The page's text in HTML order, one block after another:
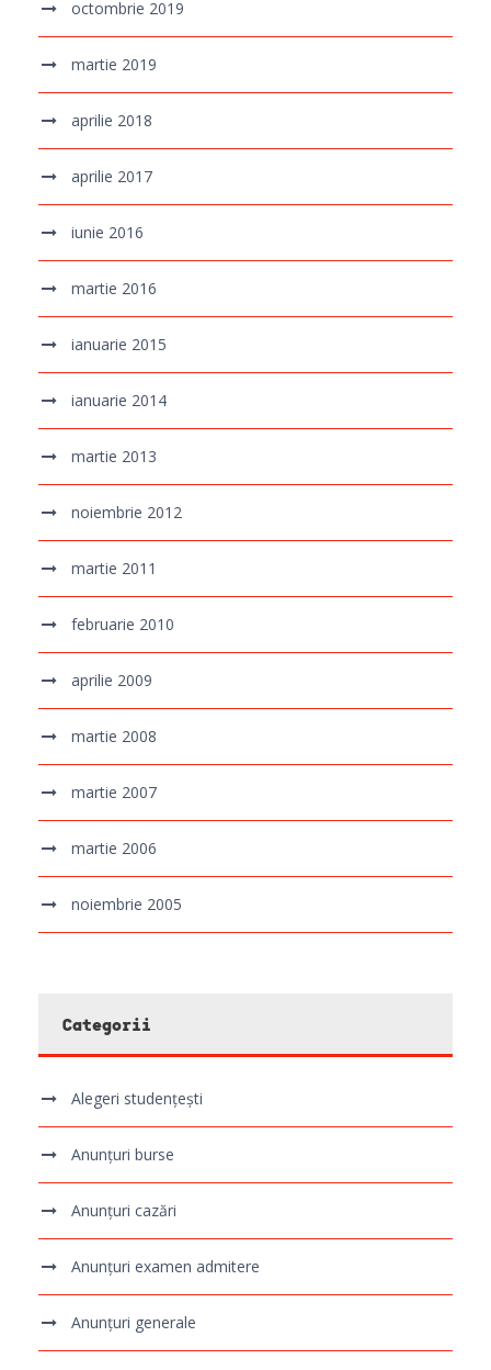
octombrie 2019
martie 2019
aprilie 2018
aprilie 2017
iunie 2016
martie 2016
ianuarie 2015
ianuarie 2014
martie 2013
noiembrie 2012
martie 2011
februarie 2010
aprilie 2009
martie 2008
martie 2007
martie 2006
noiembrie 2005
Categorii
Alegeri studențești
Anunțuri burse
Anunțuri cazări
Anunțuri examen admitere
Anunțuri generale